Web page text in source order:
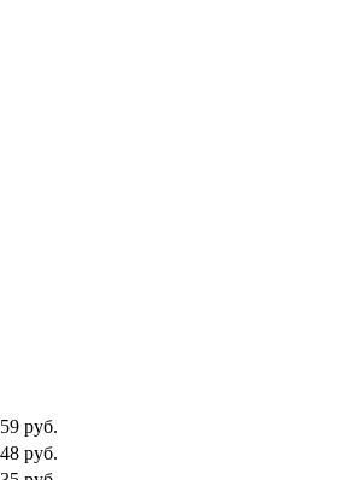
руб.
руб.